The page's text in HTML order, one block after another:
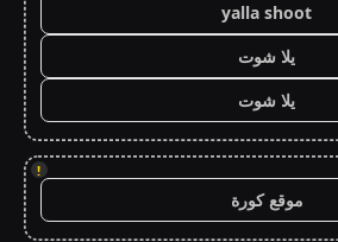
yalla shoot
يلا شوت
يلا شوت
!
موقع كورة